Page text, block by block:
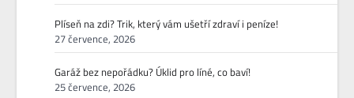
Plíseň na zdi? Trik, který vám ušetří zdraví i peníze!
27 července, 2026
Garáž bez nepořádku? Úklid pro líné, co baví!
25 července, 2026